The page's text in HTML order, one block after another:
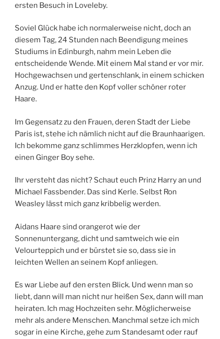
ersten Besuch in Loveleby.
Soviel Glück habe ich normalerweise nicht, doch an
diesem Tag, 24 Stunden nach Beendigung meines
Studiums in Edinburgh, nahm mein Leben die
entscheidende Wende. Mit einem Mal stand er vor mir.
Hochgewachsen und gertenschlank, in einem schicken
Anzug. Und er hatte den Kopf voller schöner roter
Haare.
Im Gegensatz zu den Frauen, deren Stadt der Liebe
Paris ist, stehe ich nämlich nicht auf die Braunhaarigen.
Ich bekomme ganz schlimmes Herzklopfen, wenn ich
einen Ginger Boy sehe.
Ihr versteht das nicht? Schaut euch Prinz Harry an und
Michael Fassbender. Das sind Kerle. Selbst Ron
Weasley lässt mich ganz kribbelig werden.
Aidans Haare sind orangerot wie der
Sonnenuntergang, dicht und samtweich wie ein
Velourteppich und er bürstet sie so, dass sie in
leichten Wellen an seinem Kopf anliegen.
Es war Liebe auf den ersten Blick. Und wenn man so
liebt, dann will man nicht nur heißen Sex, dann will man
heiraten. Ich mag Hochzeiten sehr. Möglicherweise
mehr als andere Menschen. Manchmal setze ich mich
sogar in eine Kirche, gehe zum Standesamt oder rauf